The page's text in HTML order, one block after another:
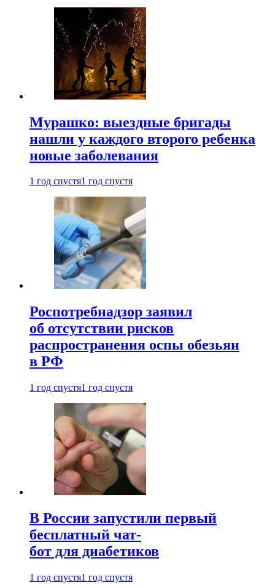
Мурашко: выездные бригады
нашли у каждого второго ребенка
новые заболевания
1 год спустя1 год спустя
Роспотребнадзор заявил
об отсутствии рисков
распространения оспы обезьян
в РФ
1 год спустя1 год спустя
В России запустили первый
бесплатный чат-
бот для диабетиков
1 год спустя1 год спустя